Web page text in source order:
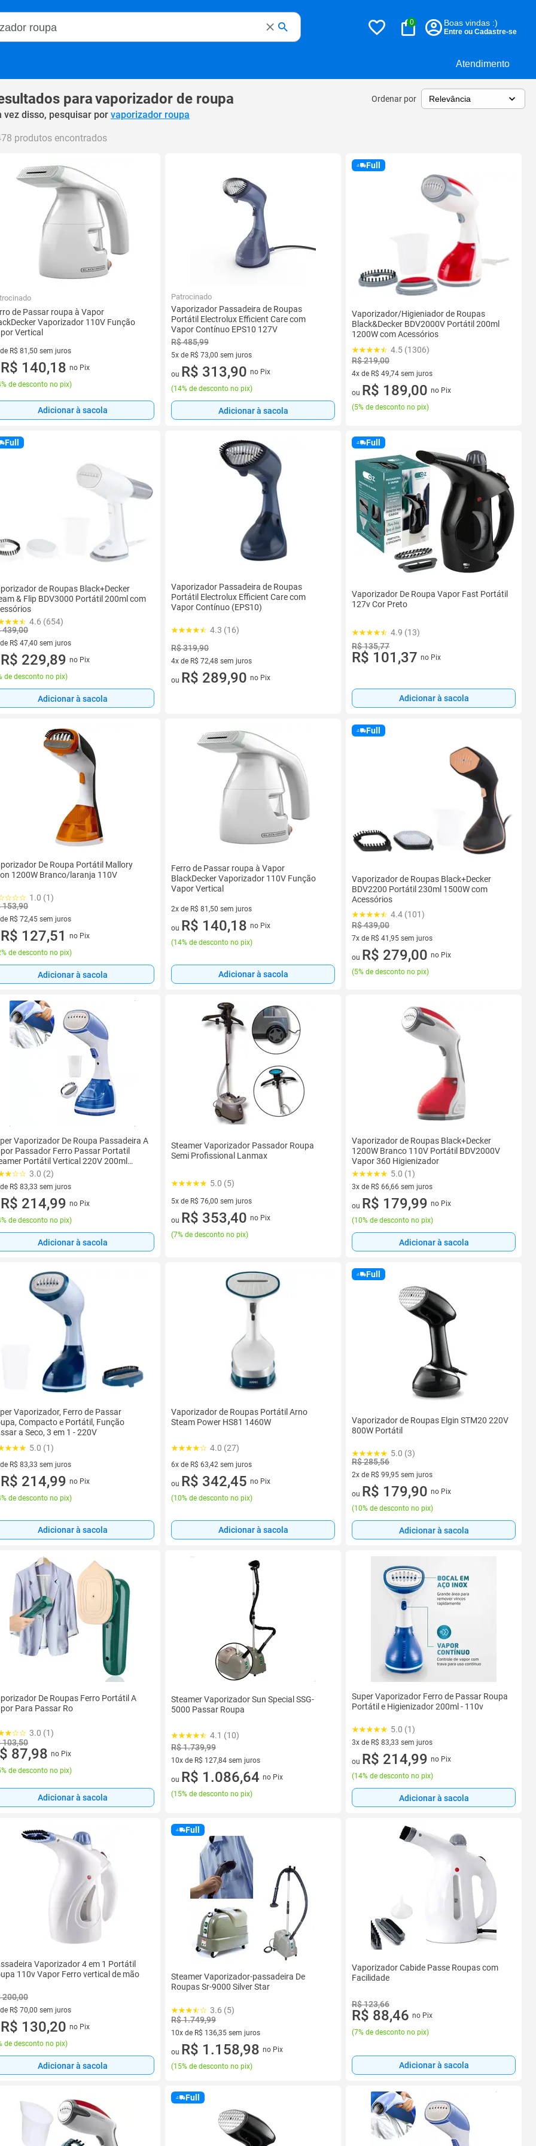
Atendimento
Magalu
0 Boas vindas :)
Entre ou Cadastre-se
paravaporizador de roupa Ordenar por
vez disso, pesquisar por vaporizador roupa
produtos encontrados
de Passar roupa à Vapor
Vaporizador 110V Função
Vertical
R$ 81,50 sem juros
de R$ 81,50 sem juros
R$ 140,18 no Pix
de desconto no pix)
Adicionar à sacola
Patrocinado
Vaporizador Passadeira de Roupas
Portátil Electrolux Efficient Care com
Vapor Contínuo EPS10 127V
R$ 485,99
5x de R$ 73,00 sem juros
5 vez de R$ 73,00 sem juros
ou R$ 313,90 no Pix
(14% de desconto no pix)
Adicionar à sacola
Full
Vaporizador/Higieniador de Roupas
Black&Decker BDV2000V Portátil 200ml
1200W com Acessórios
4.5 (1306)
R$ 219,00
4x de R$ 49,74 sem juros
4 vez de R$ 49,74 sem juros
ou R$ 189,00 no Pix
(5% de desconto no pix)
Full
de Roupas Black+Decker
& Flip BDV3000 Portátil 200ml com
4.6 (654)
439,00
R$ 47,40 sem juros
de R$ 47,40 sem juros
R$ 229,89 no Pix
de desconto no pix)
Adicionar à sacola
Vaporizador Passadeira de Roupas
Portátil Electrolux Efficient Care com
Vapor Contínuo (EPS10)
4.3 (16)
R$ 319,90
4x de R$ 72,48 sem juros
4 vez de R$ 72,48 sem juros
ou R$ 289,90 no Pix
Full
Vaporizador De Roupa Vapor Fast Portátil
127v Cor Preto
4.9 (13)
R$ 135,77
R$ 101,37 no Pix
Adicionar à sacola
De Roupa Portátil Mallory
1200W Branco/laranja 110V
1.0 (1)
153,90
R$ 72,45 sem juros
de R$ 72,45 sem juros
R$ 127,51
no Pix
de desconto no pix)
Adicionar à sacola
Ferro de Passar roupa à Vapor
BlackDecker Vaporizador 110V Função
Vapor Vertical
2x de R$ 81,50 sem juros
2 vez de R$ 81,50 sem juros
ou R$ 140,18 no Pix
(14% de desconto no pix)
Adicionar à sacola
Full
Vaporizador de Roupas Black+Decker
BDV2200 Portátil 230ml 1500W com
Acessórios
4.4 (101)
R$ 439,00
7x de R$ 41,95 sem juros
7 vez de R$ 41,95 sem juros
ou R$ 279,00 no Pix
(5% de desconto no pix)
Vaporizador De Roupa Passadeira A
Passador Ferro Passar Portatil
Portátil Vertical 220V 200ml
3.0 (2)
R$ 83,33 sem juros
de R$ 83,33 sem juros
R$ 214,99 no Pix
de desconto no pix)
Adicionar à sacola
Steamer Vaporizador Passador Roupa
Semi Profissional Lanmax
5.0 (5)
5x de R$ 76,00 sem juros
5 vez de R$ 76,00 sem juros
ou R$ 353,40 no Pix
(7% de desconto no pix)
Vaporizador de Roupas Black+Decker
1200W Branco 110V Portátil BDV2000V
Vapor 360 Higienizador
5.0 (1)
3x de R$ 66,66 sem juros
3 vez de R$ 66,66 sem juros
ou R$ 179,99 no Pix
(10% de desconto no pix)
Adicionar à sacola
Vaporizador, Ferro de Passar
Compacto e Portátil, Função
a Seco, 3 em 1 - 220V
5.0 (1)
R$ 83,33 sem juros
de R$ 83,33 sem juros
R$ 214,99 no Pix
de desconto no pix)
Adicionar à sacola
Vaporizador de Roupas Portátil Arno
Steam Power HS81 1460W
4.0 (27)
6x de R$ 63,42 sem juros
6 vez de R$ 63,42 sem juros
ou R$ 342,45 no Pix
(10% de desconto no pix)
Adicionar à sacola
Full
Vaporizador de Roupas Elgin STM20 220V
800W Portátil
5.0 (3)
R$ 285,56
2x de R$ 99,95 sem juros
2 vez de R$ 99,95 sem juros
ou R$ 179,90 no Pix
(10% de desconto no pix)
Adicionar à sacola
De Roupas Ferro Portátil A
Para Passar Ro
3.0 (1)
103,50
87,98 no Pix
de desconto no pix)
Adicionar à sacola
Steamer Vaporizador Sun Special SSG-
5000 Passar Roupa
4.1 (10)
R$ 1.739,99
10x de R$ 127,84 sem juros
10 vez de R$ 127,84 sem juros
ou R$ 1.086,64 no Pix
(15% de desconto no pix)
Super Vaporizador Ferro de Passar Roupa
Portátil e Higienizador 200ml - 110v
5.0 (1)
3x de R$ 83,33 sem juros
3 vez de R$ 83,33 sem juros
ou R$ 214,99 no Pix
(14% de desconto no pix)
Adicionar à sacola
Vaporizador 4 em 1 Portátil
110v Vapor Ferro vertical de mão
200,00
R$ 70,00 sem juros
de R$ 70,00 sem juros
R$ 130,20 no Pix
de desconto no pix)
Adicionar à sacola
Full
Steamer Vaporizador-passadeira De
Roupas Sr-9000 Silver Star
3.6 (5)
R$ 1.749,99
10x de R$ 136,35 sem juros
10 vez de R$ 136,35 sem juros
ou R$ 1.158,98 no Pix
(15% de desconto no pix)
Vaporizador Cabide Passe Roupas com
Facilidade
R$ 123,66
R$ 88,46 no Pix
(7% de desconto no pix)
Adicionar à sacola
Full